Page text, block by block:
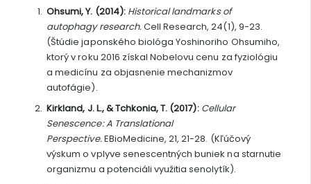
Ohsumi, Y. (2014): Historical landmarks of
autophagy research.Cell Research, 24(1), 9-23.
(Štúdie japonského biológa Yoshinoriho Ohsumiho,
ktorý v roku 2016 získal Nobelovu cenu za fyziológiu
a medicínu za objasnenie mechanizmov
autofágie).
Kirkland, J. L., & Tchkonia, T. (2017): Cellular
Senescence: A Translational
Perspective.EBioMedicine, 21, 21-28. (Kľúčový
výskum o vplyve senescentných buniek na starnutie
organizmu a potenciáli využitia senolytík).